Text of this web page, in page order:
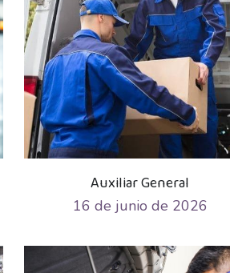
Auxiliar General
16 de junio de 2026